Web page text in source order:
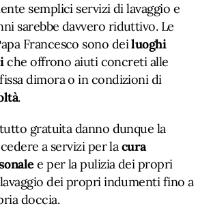
semplici servizi di lavaggio e
sarebbe davvero riduttivo. Le
Francesco sono deiluoghi
che offrono aiuti concreti alle
dimora o in condizioni di
.
gratuita danno dunque la
a servizi per lacura
e per la pulizia dei propri
dei propri indumenti fino a
doccia.